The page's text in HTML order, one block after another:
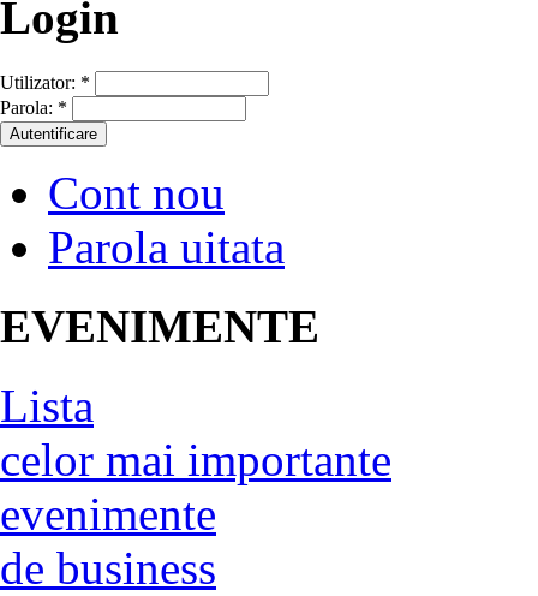
Login
Utilizator: *
Parola: *
Cont nou
Parola uitata
EVENIMENTE
Lista
celor mai importante
evenimente
de business